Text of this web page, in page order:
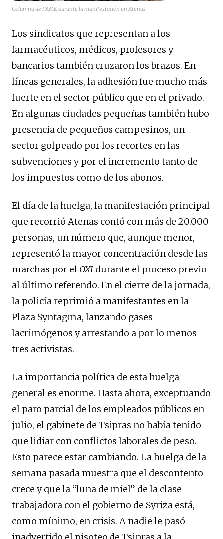
Columna de PAME durante la manifestación en Atenas
Los sindicatos que representan a los
farmacéuticos, médicos, profesores y
bancarios también cruzaron los brazos. En
líneas generales, la adhesión fue mucho más
fuerte en el sector público que en el privado.
En algunas ciudades pequeñas también hubo
presencia de pequeños campesinos, un
sector golpeado por los recortes en las
subvenciones y por el incremento tanto de
los impuestos como de los abonos.
El día de la huelga, la manifestación principal
que recorrió Atenas contó con más de 20.000
personas, un número que, aunque menor,
representó la mayor concentración desde las
marchas por el OXI durante el proceso previo
al último referendo. En el cierre de la jornada,
la policía reprimió a manifestantes en la
Plaza Syntagma, lanzando gases
lacrimógenos y arrestando a por lo menos
tres activistas.
La importancia política de esta huelga
general es enorme. Hasta ahora, exceptuando
el paro parcial de los empleados públicos en
julio, el gabinete de Tsipras no había tenido
que lidiar con conflictos laborales de peso.
Esto parece estar cambiando. La huelga de la
semana pasada muestra que el descontento
crece y que la “luna de miel” de la clase
trabajadora con el gobierno de Syriza está,
como mínimo, en crisis. A nadie le pasó